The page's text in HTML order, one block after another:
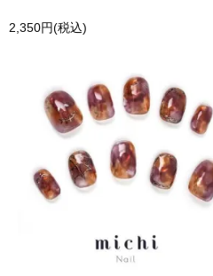
2,350円(税込)